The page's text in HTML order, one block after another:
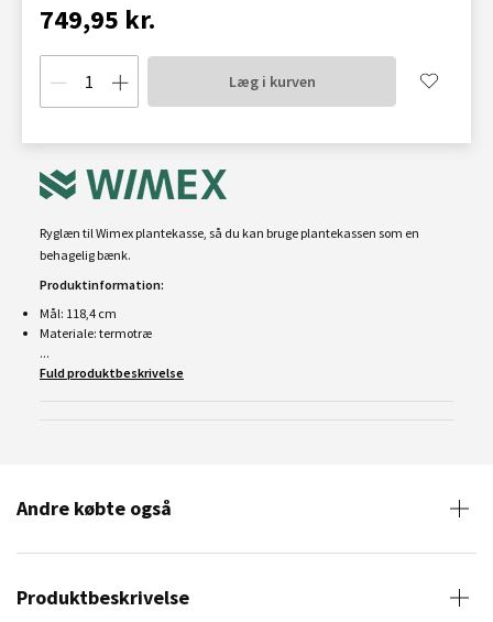
749,95 kr.
Læg i kurven
Ryglæn til Wimex plantekasse, så du kan bruge plantekassen som en
behagelig bænk.
Produktinformation:
Mål: 118,4 cm
Materiale: termotræ
...
Fuld produktbeskrivelse
Andre købte også
Produktbeskrivelse